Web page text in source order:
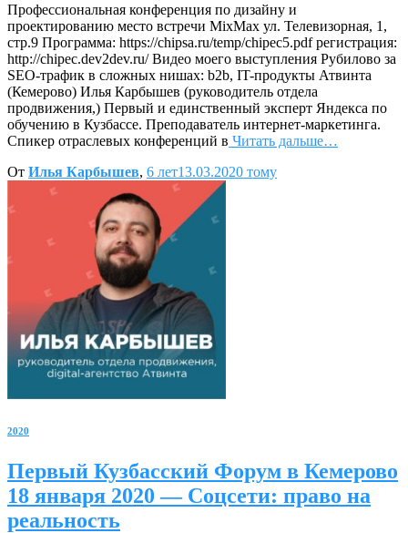
Профессиональная конференция по дизайну и
проектированию место встречи MixMax ул. Телевизорная, 1,
стр.9 Программа: https://chipsa.ru/temp/chipec5.pdf регистрация:
http://chipec.dev2dev.ru/ Видео моего выступления Рубилово за
SEO-трафик в сложных нишах: b2b, IT-продукты Атвинта
(Кемерово) Илья Карбышев (руководитель отдела
продвижения,) Первый и единственный эксперт Яндекса по
обучению в Кузбассе. Преподаватель интернет-маркетинга.
Спикер отраслевых конференций в Читать дальше…
От Илья Карбышев, 6 лет13.03.2020 тому
2020
Первый Кузбасский Форум в Кемерово
18 января 2020 — Соцсети: право на
реальность